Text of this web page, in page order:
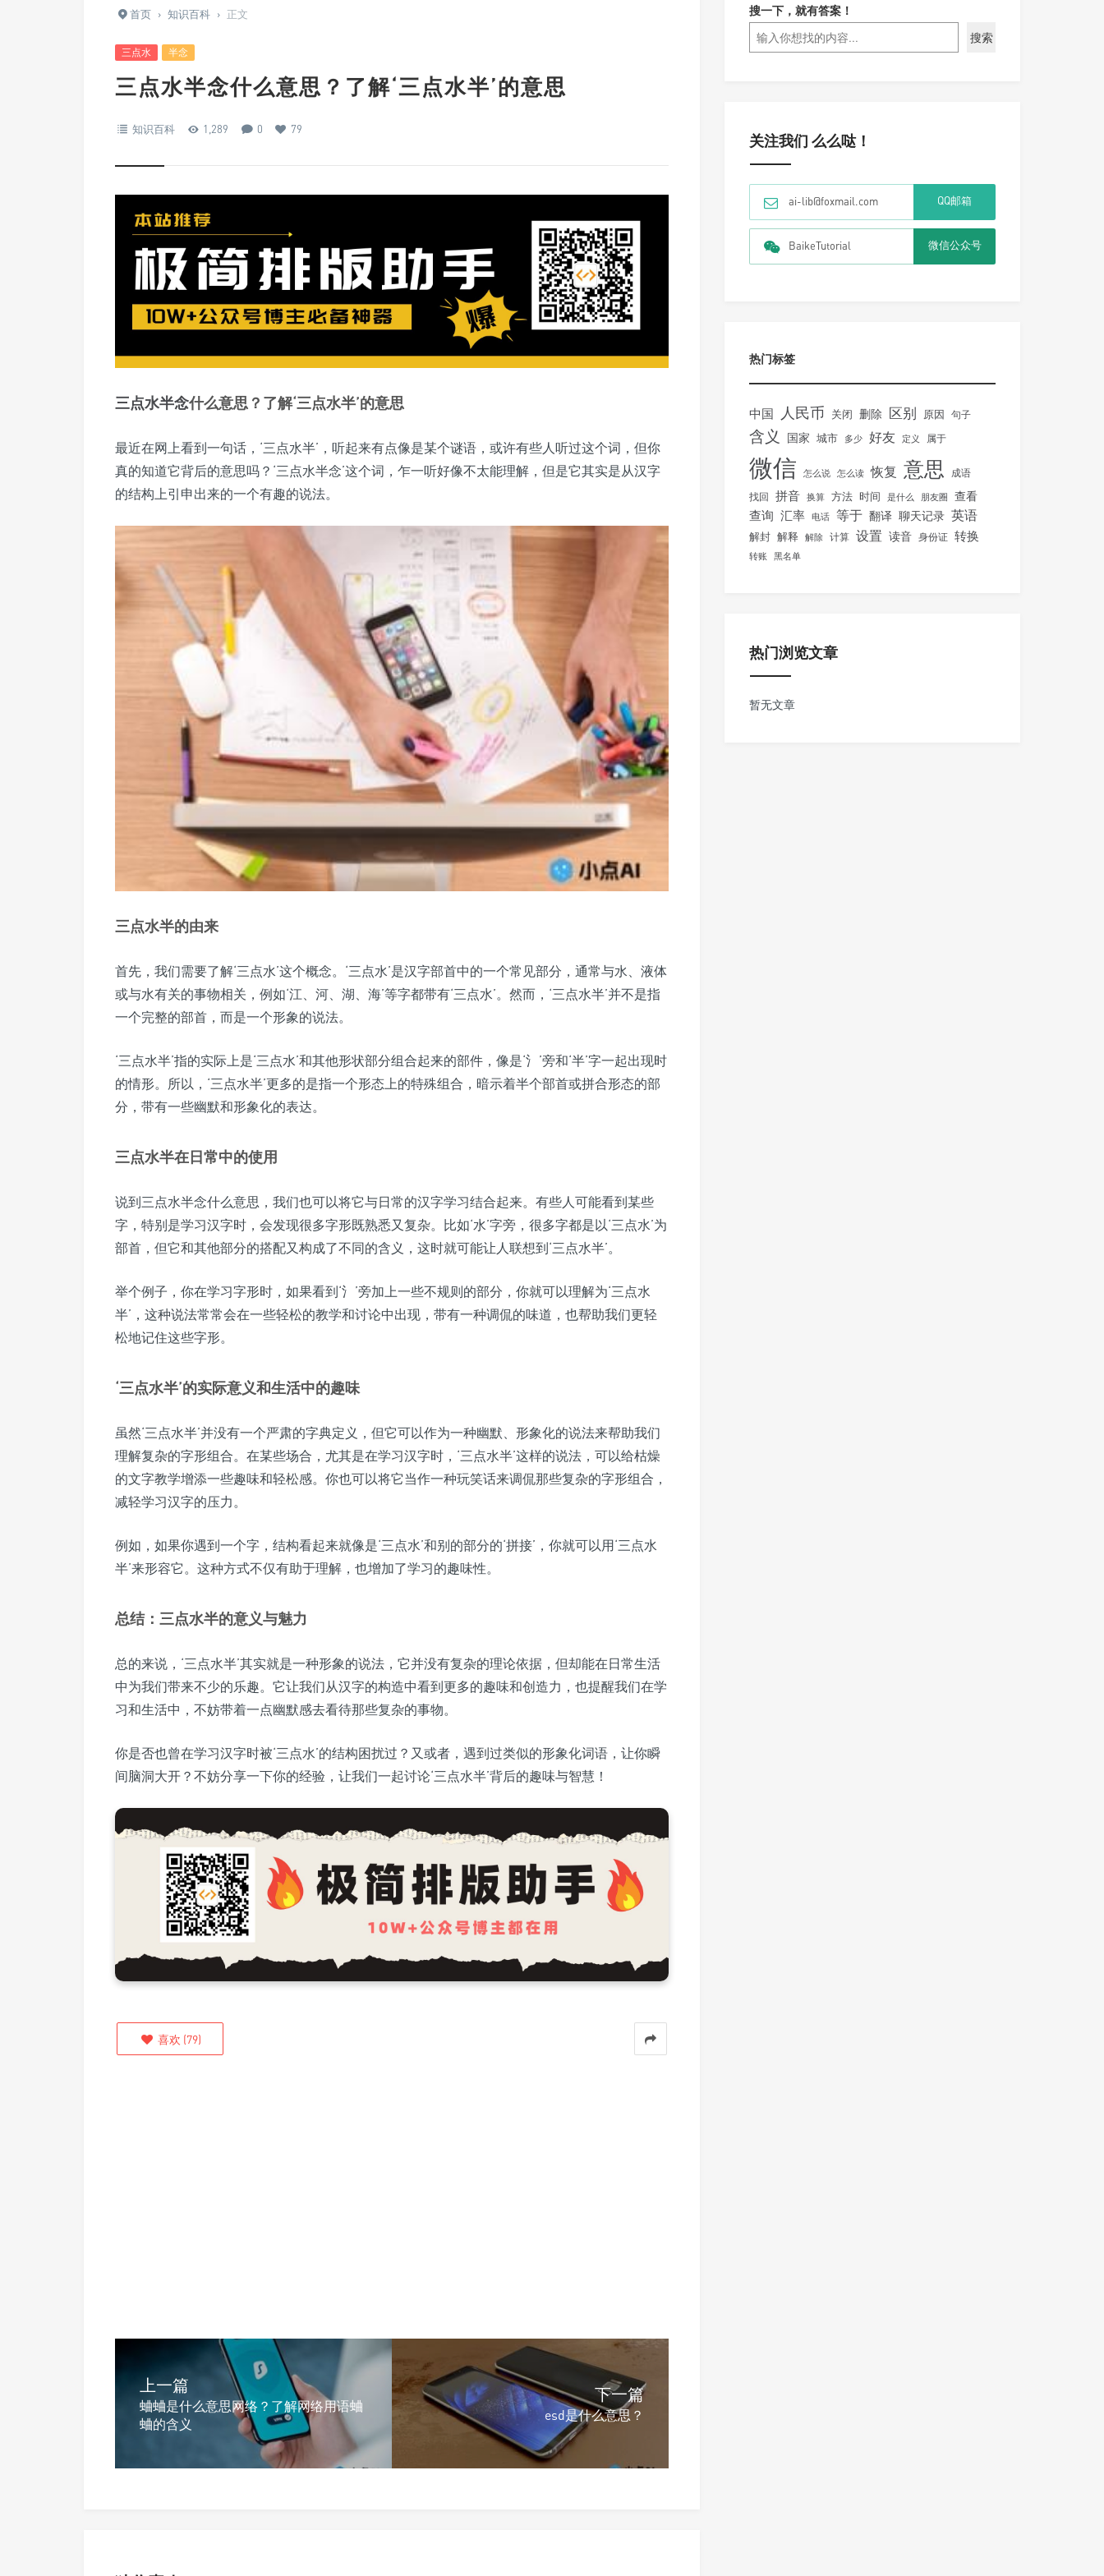
首页 › 知识百科 › 正文
三点水 半念
三点水半念什么意思？了解‘三点水半’的意思
知识百科 1,289 0 79
三点水半念什么意思？了解‘三点水半’的意思
最近在网上看到一句话，‘三点水半’，听起来有点像是某个谜语，或许有些人听过这个词，但你
真的知道它背后的意思吗？‘三点水半念’这个词，乍一听好像不太能理解，但是它其实是从汉字
的结构上引申出来的一个有趣的说法。
三点水半的由来
首先，我们需要了解‘三点水’这个概念。‘三点水’是汉字部首中的一个常见部分，通常与水、液体
或与水有关的事物相关，例如‘江、河、湖、海’等字都带有‘三点水’。然而，‘三点水半’并不是指
一个完整的部首，而是一个形象的说法。
‘三点水半’指的实际上是‘三点水’和其他形状部分组合起来的部件，像是‘氵’旁和‘半’字一起出现时
的情形。所以，‘三点水半’更多的是指一个形态上的特殊组合，暗示着半个部首或拼合形态的部
分，带有一些幽默和形象化的表达。
三点水半在日常中的使用
说到三点水半念什么意思，我们也可以将它与日常的汉字学习结合起来。有些人可能看到某些
字，特别是学习汉字时，会发现很多字形既熟悉又复杂。比如‘水’字旁，很多字都是以‘三点水’为
部首，但它和其他部分的搭配又构成了不同的含义，这时就可能让人联想到‘三点水半’。
举个例子，你在学习字形时，如果看到‘氵’旁加上一些不规则的部分，你就可以理解为‘三点水
半’，这种说法常常会在一些轻松的教学和讨论中出现，带有一种调侃的味道，也帮助我们更轻
松地记住这些字形。
‘三点水半’的实际意义和生活中的趣味
虽然‘三点水半’并没有一个严肃的字典定义，但它可以作为一种幽默、形象化的说法来帮助我们
理解复杂的字形组合。在某些场合，尤其是在学习汉字时，‘三点水半’这样的说法，可以给枯燥
的文字教学增添一些趣味和轻松感。你也可以将它当作一种玩笑话来调侃那些复杂的字形组合，
减轻学习汉字的压力。
例如，如果你遇到一个字，结构看起来就像是‘三点水’和别的部分的‘拼接’，你就可以用‘三点水
半’来形容它。这种方式不仅有助于理解，也增加了学习的趣味性。
总结：三点水半的意义与魅力
总的来说，‘三点水半’其实就是一种形象的说法，它并没有复杂的理论依据，但却能在日常生活
中为我们带来不少的乐趣。它让我们从汉字的构造中看到更多的趣味和创造力，也提醒我们在学
习和生活中，不妨带着一点幽默感去看待那些复杂的事物。
你是否也曾在学习汉字时被‘三点水’的结构困扰过？又或者，遇到过类似的形象化词语，让你瞬
间脑洞大开？不妨分享一下你的经验，让我们一起讨论‘三点水半’背后的趣味与智慧！
喜欢 (79)
上一篇
蛐蛐是什么意思网络？了解网络用语蛐
蛐的含义
下一篇
esd是什么意思？
搜一下，就有答案！
搜索
关注我们 么么哒！
ai-lib@foxmail.com QQ邮箱
BaikeTutorial 微信公众号
热门标签
中国 人民币 关闭 删除 区别 原因 句子
含义 国家 城市 多少 好友 定义 属于
微信 怎么说 怎么读 恢复 意思 成语
找回 拼音 换算 方法 时间 是什么 朋友圈 查看
查询 汇率 电话 等于 翻译 聊天记录 英语
解封 解释 解除 计算 设置 读音 身份证 转换
转账 黑名单
热门浏览文章
暂无文章